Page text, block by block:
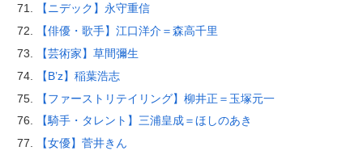
【ニデック】永守重信
【俳優・歌手】江口洋介＝森高千里
【芸術家】草間彌生
【B’z】稲葉浩志
【ファーストリテイリング】柳井正＝玉塚元一
【騎手・タレント】三浦皇成＝ほしのあき
【女優】菅井きん